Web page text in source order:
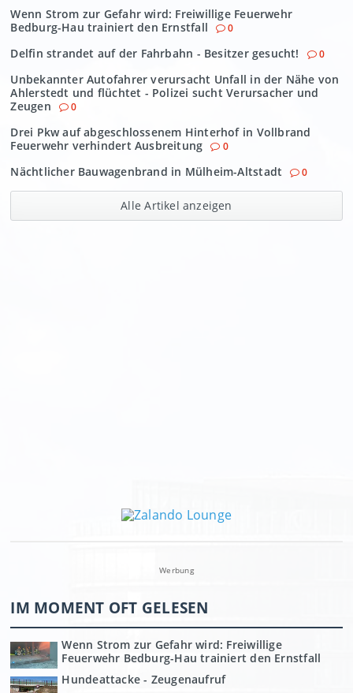
Wenn Strom zur Gefahr wird: Freiwillige Feuerwehr
Bedburg-Hau trainiert den Ernstfall
0
Delfin strandet auf der Fahrbahn - Besitzer gesucht! 0
Unbekannter Autofahrer verursacht Unfall in der Nähe von
Ahlerstedt und flüchtet - Polizei sucht Verursacher und
Zeugen
0
Drei Pkw auf abgeschlossenem Hinterhof in Vollbrand
Feuerwehr verhindert Ausbreitung
0
Nächtlicher Bauwagenbrand in Mülheim-Altstadt 0
Alle Artikel anzeigen
Werbung
IM MOMENT OFT GELESEN
Wenn Strom zur Gefahr wird: Freiwillige
Feuerwehr Bedburg-Hau trainiert den Ernstfall
Hundeattacke - Zeugenaufruf